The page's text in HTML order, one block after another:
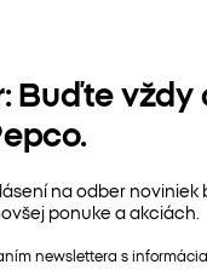
Buďte vždy
na odber
ponuke a akciách.
newslettera s